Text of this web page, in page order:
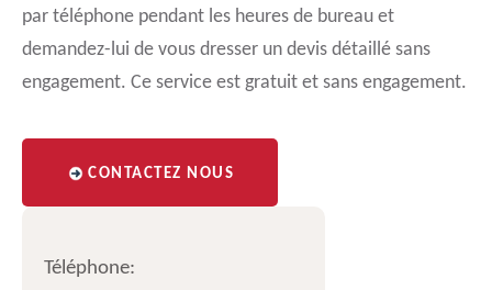
par téléphone pendant les heures de bureau et
demandez-lui de vous dresser un devis détaillé sans
engagement. Ce service est gratuit et sans engagement.
CONTACTEZ NOUS
Téléphone: